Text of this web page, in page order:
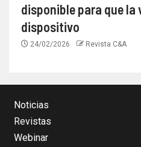
disponible para que la
dispositivo
24/02/2026 Revista C&A
Noticias
Revistas
Webinar